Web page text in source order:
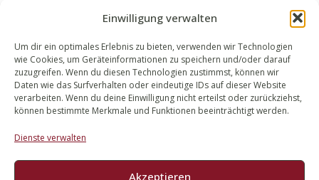
Einwilligung verwalten
Um dir ein optimales Erlebnis zu bieten, verwenden wir Technologien
wie Cookies, um Geräteinformationen zu speichern und/oder darauf
zuzugreifen. Wenn du diesen Technologien zustimmst, können wir
Daten wie das Surfverhalten oder eindeutige IDs auf dieser Website
verarbeiten. Wenn du deine Einwilligung nicht erteilst oder zurückziehst,
können bestimmte Merkmale und Funktionen beeinträchtigt werden.
Dienste verwalten
Akzeptieren
WALEK RECHTSANWÄLT​​E
Bachstraße 13
56727 Mayen
02651 98 900
info@walek-rechtsanwaelte.de